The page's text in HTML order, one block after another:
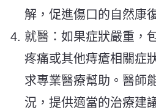
解，促進傷口的自然康
就醫：如果症狀嚴重，
疼痛或其他痔瘡相關症
求專業醫療幫助。醫師
況，提供適當的治療建